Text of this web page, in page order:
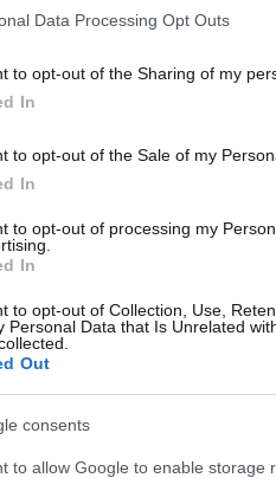
Data Processing Opt Outs
to opt-out of the Sharing of my
In
to opt-out of the Sale of my
In
to opt-out of processing my
In
to opt-out of Collection, Use,
Personal Data that Is Unrelated
Out
consents
to allow Google to enable storage
σε 9
στο ΤΑΧΙSnet με
και e-mail.